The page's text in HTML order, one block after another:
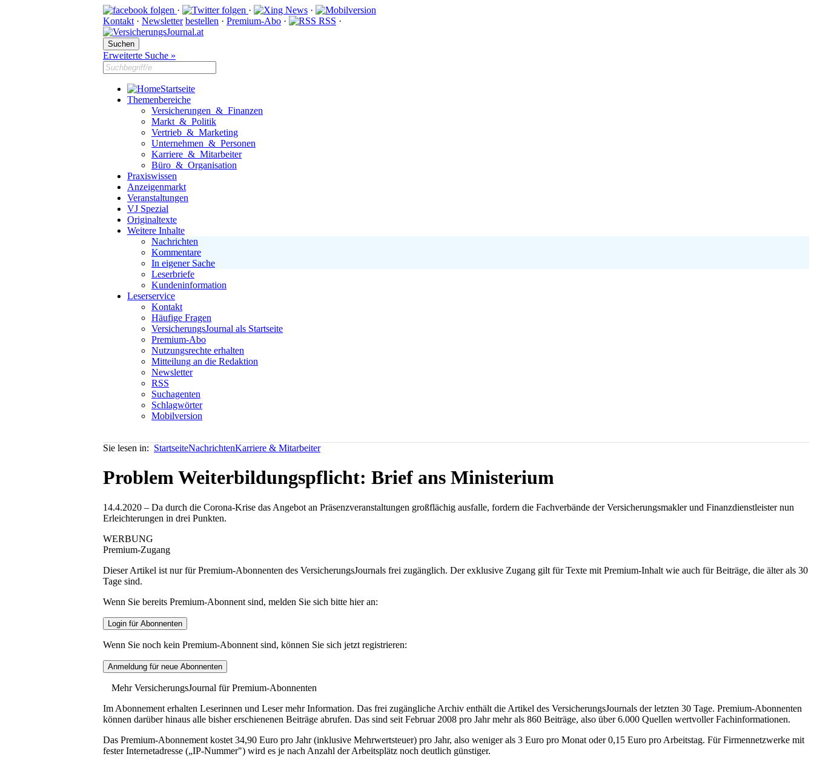
· ·
·
Kontakt · Newsletter bestellen · Premium-Abo · RSS ·
Erweiterte Suche »
Startseite
Themenbereiche
Versicherungen & Finanzen
Markt & Politik
Vertrieb & Marketing
Unternehmen & Personen
Karriere & Mitarbeiter
Büro & Organisation
Praxiswissen
Anzeigenmarkt
Veranstaltungen
VJ Spezial
Originaltexte
Weitere Inhalte
Nachrichten
Kommentare
In eigener Sache
Leserbriefe
Kundeninformation
Leserservice
Kontakt
Häufige Fragen
VersicherungsJournal als Startseite
Premium-Abo
Nutzungsrechte erhalten
Mitteilung an die Redaktion
Newsletter
RSS
Suchagenten
Schlagwörter
Mobilversion
Sie lesen in: StartseiteNachrichtenKarriere & Mitarbeiter
Problem Weiterbildungspflicht: Brief ans Ministerium
14.4.2020 – Da durch die Corona-Krise das Angebot an Präsenzveranstaltungen großflächig ausfalle, fordern die Fachverbände der Versicherungsmakler und Finanzdienstleister nun
Erleichterungen in drei Punkten.
WERBUNG
Premium-Zugang
Dieser Artikel ist nur für Premium-Abonnenten des VersicherungsJournals frei zugänglich. Der exklusive Zugang gilt für Texte mit Premium-Inhalt wie auch für Beiträge, die älter als 30
Tage sind.
Wenn Sie bereits Premium-Abonnent sind, melden Sie sich bitte hier an:
Wenn Sie noch kein Premium-Abonnent sind, können Sie sich jetzt registrieren:
Mehr VersicherungsJournal für Premium-Abonnenten
Im Abonnement erhalten Leserinnen und Leser mehr Information. Das frei zugängliche Archiv enthält die Artikel des VersicherungsJournals der letzten 30 Tage. Premium-Abonnenten
können darüber hinaus alle bisher erschienenen Beiträge abrufen. Das sind seit Februar 2008 pro Jahr mehr als 860 Beiträge, also über 6.000 Quellen wertvoller Fachinformationen.
Das Premium-Abonnement kostet 34,90 Euro pro Jahr (inklusive Mehrwertsteuer) pro Jahr, also weniger als 3 Euro pro Monat oder 0,15 Euro pro Arbeitstag. Für Firmennetzwerke mit
fester Internetadresse („IP-Nummer") wird es je nach Anzahl der Arbeitsplätz noch deutlich günstiger.